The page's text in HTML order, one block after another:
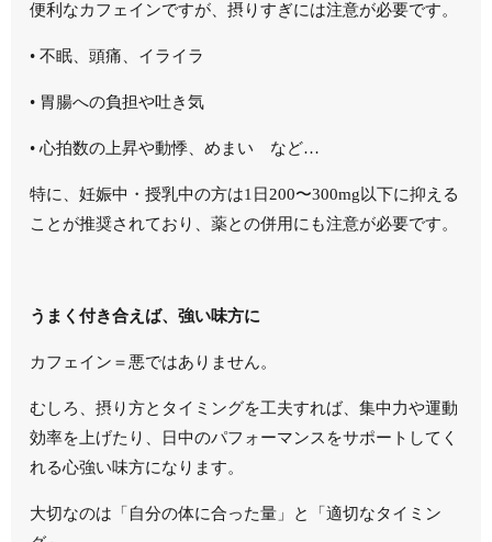
便利なカフェインですが、摂りすぎには注意が必要です。
• 不眠、頭痛、イライラ
• 胃腸への負担や吐き気
• 心拍数の上昇や動悸、めまい など…
特に、妊娠中・授乳中の方は1日200〜300mg以下に抑える
ことが推奨されており、薬との併用にも注意が必要です。
うまく付き合えば、強い味方に
カフェイン＝悪ではありません。
むしろ、摂り方とタイミングを工夫すれば、集中力や運動
効率を上げたり、日中のパフォーマンスをサポートしてく
れる心強い味方になります。
大切なのは「自分の体に合った量」と「適切なタイミン